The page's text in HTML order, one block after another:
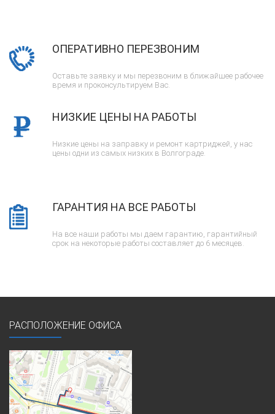
ОПЕРАТИВНО ПЕРЕЗВОНИМ
Оставьте заявку и мы перезвоним в ближайшее рабочее
время и проконсультируем Вас.
НИЗКИЕ ЦЕНЫ НА РАБОТЫ
Низкие цены на заправку и ремонт картриджей, у нас
цены одни из самых низких в Волгограде.
ГАРАНТИЯ НА ВСЕ РАБОТЫ
На все наши работы мы даем гарантию, гарантийный
срок на некоторые работы составляет до 6 месяцев.
РАСПОЛОЖЕНИЕ ОФИСА